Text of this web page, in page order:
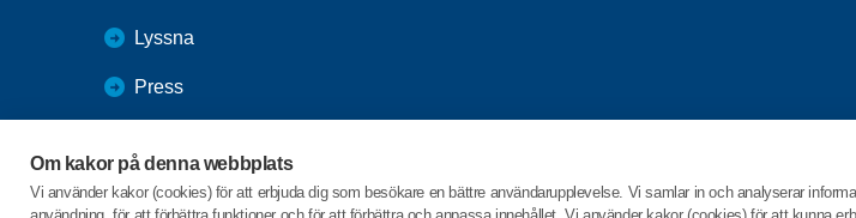
Om kakor på denna webbplats
Vi använder kakor (cookies) för att erbjuda dig som besökare en bättre användarupplevelse. Vi samlar in och analyserar
Lyssna
Press
SPF Seniorernas intranät